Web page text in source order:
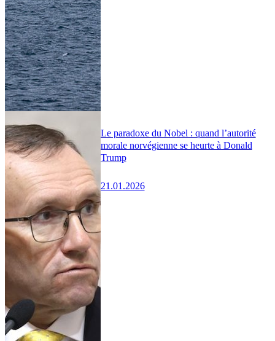
Le paradoxe du Nobel : quand l’autorité
morale norvégienne se heurte à Donald
Trump
21.01.2026